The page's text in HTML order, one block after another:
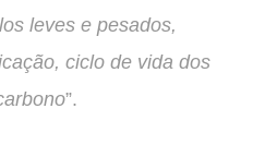
leves e pesados,
ciclo de vida dos
”.